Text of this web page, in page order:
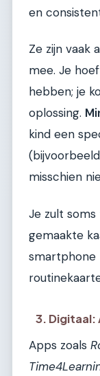
en
Ze zijn vaak
mee. Je
hebben; je
oplossing.
kind een
misschien
Je zult
gemaakte
smartphone
3. Digitaal:
Apps zoals